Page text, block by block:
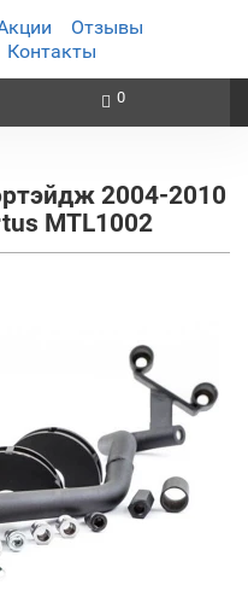
Отзывы
Контакты
0
2004-2010
MTL1002